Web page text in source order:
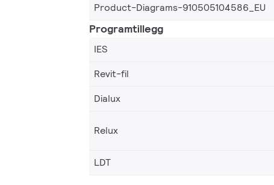
Product-Diagrams-910505104586_EU
Programtillegg
IES
Revit-fil
Dialux
Relux
LDT